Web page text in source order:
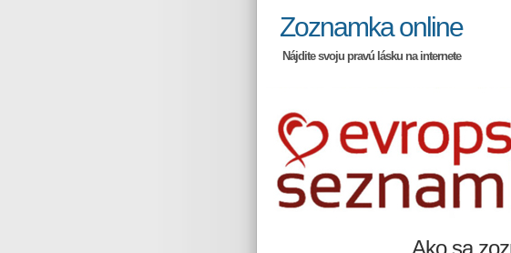
Zoznamka online
Nájdite svoju pravú lásku na internete
Ako sa